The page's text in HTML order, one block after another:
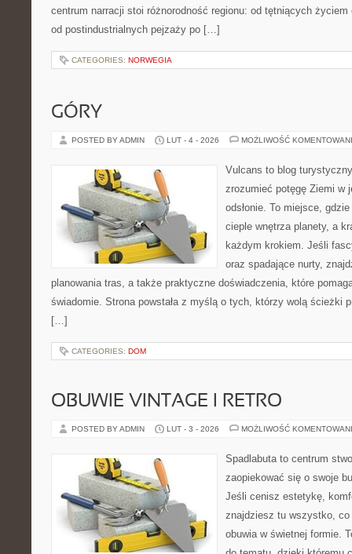
centrum narracji stoi różnorodność regionu: od tętniących
od postindustrialnych pejzaży po […]
CATEGORIES: NORWEGIA
GÓRY
POSTED BY ADMIN LUT - 4 - 2026 MOŻLIWOŚĆ
Vulcans to blog
zrozumieć potęgę Ziemi w
odsłonie. To miejsce,
cieple wnętrza planety, a
każdym krokiem. Jeśli
oraz spadające nurty,
planowania tras, a także praktyczne doświadczenia, które
świadomie. Strona powstała z myślą o tych, którzy wolą ścieżki
[…]
CATEGORIES: DOM
OBUWIE VINTAGE I RETRO
POSTED BY ADMIN LUT - 3 - 2026 MOŻLIWOŚĆ
Spadlabuta to centrum
zaopiekować się o swoje
Jeśli cenisz estetykę,
znajdziesz tu wszystko, co
obuwia w świetnej formie.